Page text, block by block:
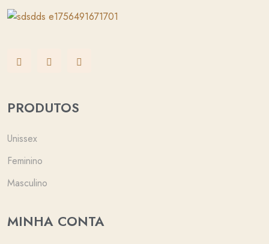
PRODUTOS
Unissex
Feminino
Masculino
MINHA CONTA